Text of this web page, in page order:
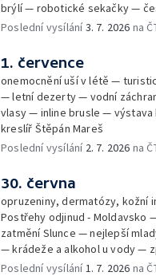
brýlí — robotické sekačky —
rekordmanka — psí seriál:
Poslední vysílání3. 7. 2026 na
1. července
onemocnění uší v létě —
— letní dezerty — vodní
vlasy — inline brusle — výstava
kreslíř Štěpán Mareš
Poslední vysílání 2. 7. 2026 na
30. června
opruzeniny, dermatózy, kožní
Postřehy odjinud - Moldavsko
zatmění Slunce — nejlepší
— krádeže a alkohol u vody —
Cmorik
Poslední vysílání1. 7. 2026 na